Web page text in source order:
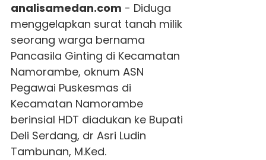
analisamedan.com - Diduga
menggelapkan surat tanah milik
seorang warga bernama
Pancasila Ginting di Kecamatan
Namorambe, oknum ASN
Pegawai Puskesmas di
Kecamatan Namorambe
berinsial HDT diadukan ke Bupati
Deli Serdang, dr Asri Ludin
Tambunan, M.Ked.